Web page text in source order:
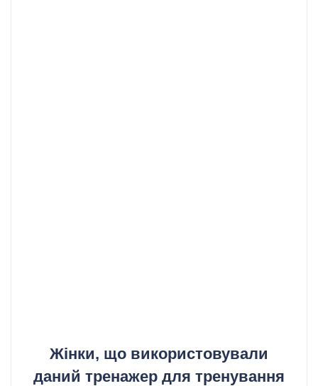
Жінки, що використовували
даний тренажер для тренування